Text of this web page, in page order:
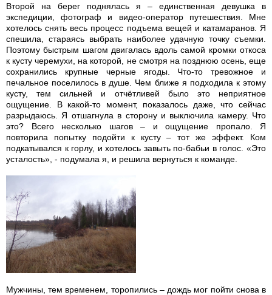
Второй на берег поднялась я – единственная девушка в
экспедиции, фотограф и видео-оператор путешествия. Мне
хотелось снять весь процесс подъема вещей и катамаранов. Я
спешила, стараясь выбрать наиболее удачную точку съемки.
Поэтому быстрым шагом двигалась вдоль самой кромки откоса
к кусту черемухи, на которой, не смотря на позднюю осень, еще
сохранились крупные черные ягоды. Что-то тревожное и
печальное поселилось в душе. Чем ближе я подходила к этому
кусту, тем сильней и отчётливей было это неприятное
ощущение. В какой-то момент, показалось даже, что сейчас
разрыдаюсь. Я отшагнула в сторону и выключила камеру. Что
это? Всего несколько шагов – и ощущение пропало. Я
повторила попытку подойти к кусту – тот же эффект. Ком
подкатывался к горлу, и хотелось завыть по-бабьи в голос. «Это
усталость», - подумала я, и решила вернуться к команде.
Мужчины, тем временем, торопились – дождь мог пойти снова в